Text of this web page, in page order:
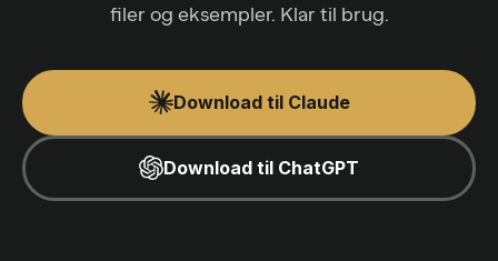
filer og eksempler. Klar til brug.
Download til Claude
Download til ChatGPT